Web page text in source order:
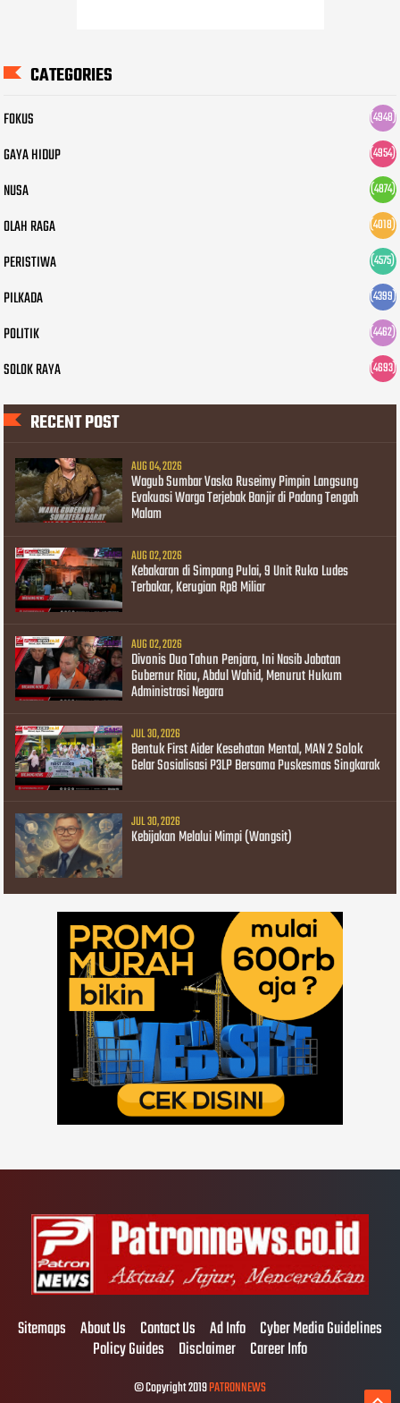
CATEGORIES
FOKUS (4948)
GAYA HIDUP (4954)
NUSA (4874)
OLAH RAGA (4018)
PERISTIWA (4575)
PILKADA (4399)
POLITIK (4462)
SOLOK RAYA (4693)
RECENT POST
AUG 04, 2026
Wagub Sumbar Vasko Ruseimy Pimpin Langsung
Evakuasi Warga Terjebak Banjir di Padang Tengah
Malam
AUG 02, 2026
Kebakaran di Simpang Pulai, 9 Unit Ruko Ludes
Terbakar, Kerugian Rp8 Miliar
AUG 02, 2026
Divonis Dua Tahun Penjara, Ini Nasib Jabatan
Gubernur Riau, Abdul Wahid, Menurut Hukum
Administrasi Negara
JUL 30, 2026
Bentuk First Aider Kesehatan Mental, MAN 2 Solok
Gelar Sosialisasi P3LP Bersama Puskesmas Singkarak
JUL 30, 2026
Kebijakan Melalui Mimpi (Wangsit)
Sitemaps About Us Contact Us Ad Info Cyber Media Guidelines
Policy Guides Disclaimer Career Info
© Copyright 2019PATRONNEWS